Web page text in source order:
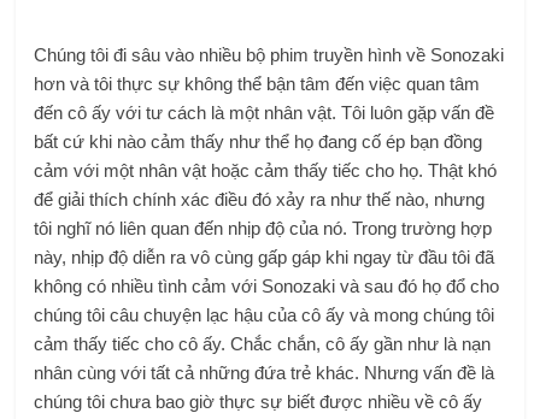
Chúng tôi đi sâu vào nhiều bộ phim truyền hình về Sonozaki
hơn và tôi thực sự không thể bận tâm đến việc quan tâm
đến cô ấy với tư cách là một nhân vật. Tôi luôn gặp vấn đề
bất cứ khi nào cảm thấy như thể họ đang cố ép bạn đồng
cảm với một nhân vật hoặc cảm thấy tiếc cho họ. Thật khó
để giải thích chính xác điều đó xảy ra như thế nào, nhưng
tôi nghĩ nó liên quan đến nhịp độ của nó. Trong trường hợp
này, nhịp độ diễn ra vô cùng gấp gáp khi ngay từ đầu tôi đã
không có nhiều tình cảm với Sonozaki và sau đó họ đổ cho
chúng tôi câu chuyện lạc hậu của cô ấy và mong chúng tôi
cảm thấy tiếc cho cô ấy. Chắc chắn, cô ấy gần như là nạn
nhân cùng với tất cả những đứa trẻ khác. Nhưng vấn đề là
chúng tôi chưa bao giờ thực sự biết được nhiều về cô ấy